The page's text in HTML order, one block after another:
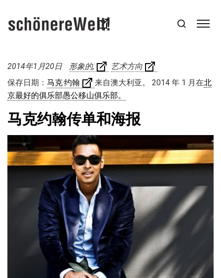
2014年1月20日 形象的
艺术方向
保存日期： 马克·约翰 来自澳大利亚。 2014 年 1 月在北
京最好的俱乐部愚公移山俱乐部。
马克约翰传单和海报